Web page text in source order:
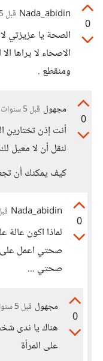
0
Nada_abidin قبل 5 سنوات
الصحة يا عزيزتي
الاصحاء لا يراها
ومنقطع .
0
مجهول قبل 5 سنوات
أنت إذن تختارين
لنقل أن لا معيل
كيف يمكنك أن
0
Nada_abidin قبل 5
لماذا اكون
صحتي اعمل على
صحتي ...
0
مجهول قبل 5 سنوات
هناك يا ندى
على المرأة